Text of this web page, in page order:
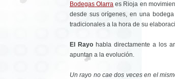
Bodegas Olarra es Rioja en
desde sus orígenes, en una
tradicionales a la hora de su
El Rayo habla directamente a los
apuntan a la evolución.
Un rayo no cae dos veces en el